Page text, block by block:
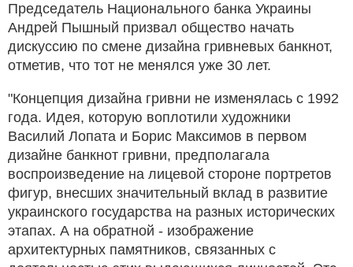
Председатель Национального банка Украины
Андрей Пышный призвал общество начать
дискуссию по смене дизайна гривневых банкнот,
отметив, что тот не менялся уже 30 лет.
"Концепция дизайна гривни не изменялась с 1992
года. Идея, которую воплотили художники
Василий Лопата и Борис Максимов в первом
дизайне банкнот гривни, предполагала
воспроизведение на лицевой стороне портретов
фигур, внесших значительный вклад в развитие
украинского государства на разных исторических
этапах. А на обратной - изображение
архитектурных памятников, связанных с